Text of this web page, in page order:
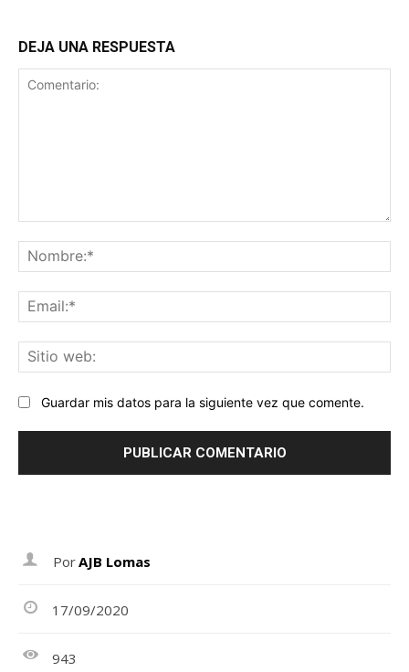
DEJA UNA RESPUESTA
Guardar mis datos para la siguiente vez que comente.
PorAJB Lomas
17/09/2020
943